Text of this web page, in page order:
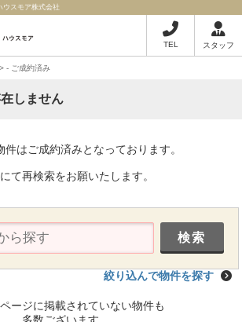
ウスモア株式会社
TEL スタッフ
>- ご成約済み
しません
件はご成約済みとなっております。
て再検索をお願いたします。
絞り込んで物件を探す
ージに掲載されていない物件も
多数ございます。